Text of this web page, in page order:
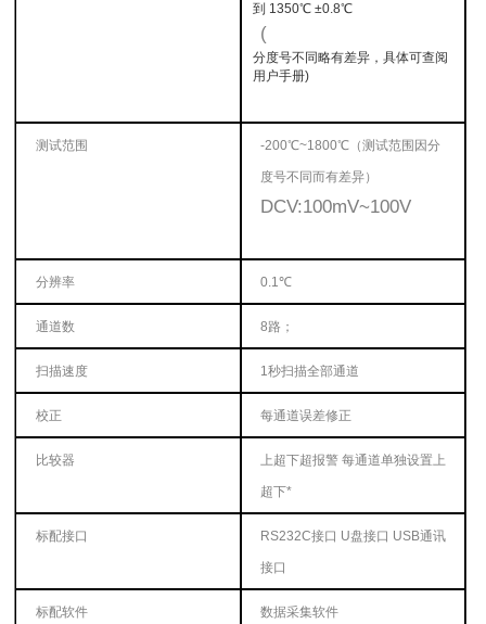
到 1350℃ ±0.8℃
(
分度号不同略有差异，具体可查阅
用户手册)
测试范围 -200℃~1800℃（测试范围因分
度号不同而有差异）
DCV:100mV~100V
分辨率 0.1℃
通道数 8路；
扫描速度 1秒扫描全部通道
校正 每通道误差修正
比较器 上超下超报警 每通道单独设置上
超下*
标配接口 RS232C接口 U盘接口 USB通讯
接口
标配软件 数据采集软件